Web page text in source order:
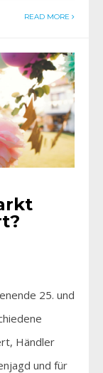
READ MORE
25. und
Händler
und für